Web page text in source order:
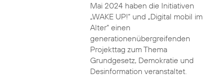
Mai 2024 haben die Initiativen
„WAKE UP!“ und „Digital mobil im
Alter“ einen
generationenübergreifenden
Projekttag zum Thema
Grundgesetz, Demokratie und
Desinformation veranstaltet.